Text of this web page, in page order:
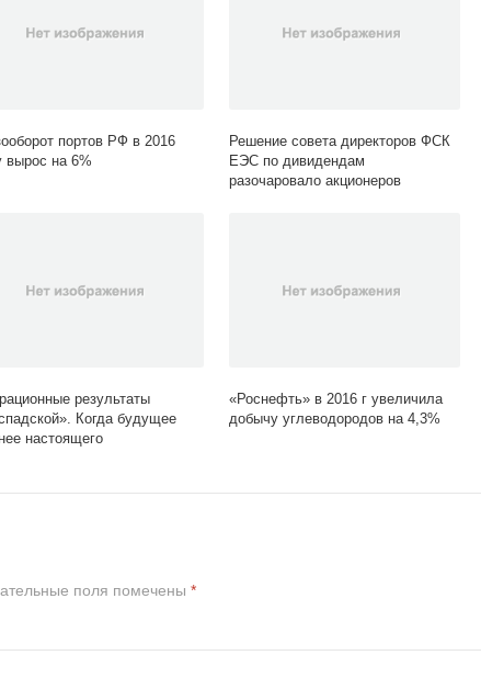
портов РФ в 2016
вырос на 6%
Решение совета директоров ФСК
ЕЭС по дивидендам
разочаровало акционеров
результаты
Когда будущее
настоящего
«Роснефть» в 2016 г увеличила
добычу углеводородов на 4,3%
поля помечены *